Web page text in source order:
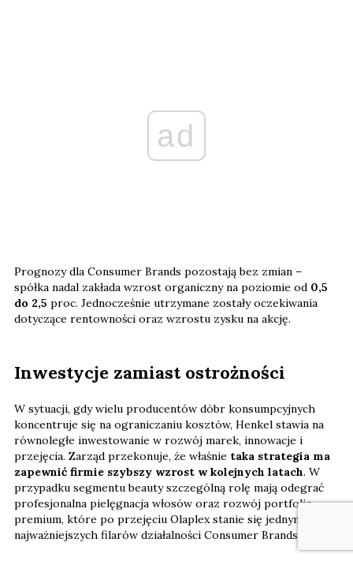
ad
Prognozy dla Consumer Brands pozostają bez zmian –
spółka nadal zakłada wzrost organiczny na poziomie od 0,5
do 2,5 proc. Jednocześnie utrzymane zostały oczekiwania
dotyczące rentowności oraz wzrostu zysku na akcję.
Inwestycje zamiast ostrożności
W sytuacji, gdy wielu producentów dóbr konsumpcyjnych
koncentruje się na ograniczaniu kosztów, Henkel stawia na
równoległe inwestowanie w rozwój marek, innowacje i
przejęcia. Zarząd przekonuje, że właśnie taka strategia ma
zapewnić firmie szybszy wzrost w kolejnych latach. W
przypadku segmentu beauty szczególną rolę mają odegrać
profesjonalna pielęgnacja włosów oraz rozwój portfolio
premium, które po przejęciu Olaplex stanie się jednym z
najważniejszych filarów działalności Consumer Brands.